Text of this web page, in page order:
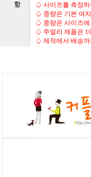
항
♤ 사이즈를 측정하
♤ 중량은 기본 여
♤ 중량은 사이즈에
♤ 주얼리 제품은
♤ 제작에서 배송까